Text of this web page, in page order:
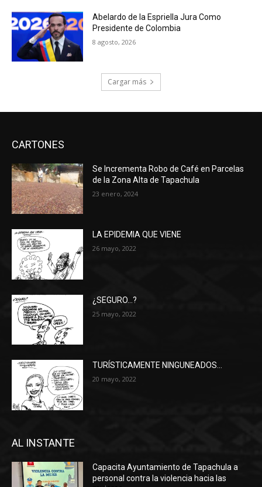
Abelardo de la Espriella Jura Como
Presidente de Colombia
8 agosto, 2026
Cargar más
CARTONES
Se Incrementa Robo de Café en Parcelas
de la Zona Alta de Tapachula
23 enero, 2024
LA EPIDEMIA QUE VIENE
26 mayo, 2022
¿SEGURO…?
25 mayo, 2022
TURÍSTICAMENTE NINGUNEADOS…
20 mayo, 2022
AL INSTANTE
Capacita Ayuntamiento de Tapachula a
personal contra la violencia hacia las